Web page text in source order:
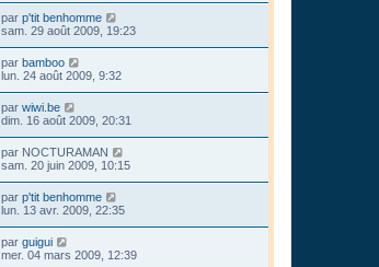
par p'tit benhomme
sam. 29 août 2009, 19:23
par bamboo
lun. 24 août 2009, 9:32
par wiwi.be
dim. 16 août 2009, 20:31
par NOCTURAMAN
sam. 20 juin 2009, 10:15
par p'tit benhomme
lun. 13 avr. 2009, 22:35
par guigui
mer. 04 mars 2009, 12:39